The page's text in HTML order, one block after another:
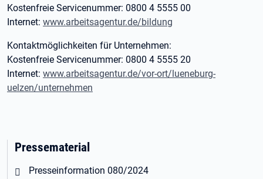
Kostenfreie Servicenummer: 0800 4 5555 00
Internet: www.arbeitsagentur.de/bildung
Kontaktmöglichkeiten für Unternehmen:
Kostenfreie Servicenummer: 0800 4 5555 20
Internet: www.arbeitsagentur.de/vor-ort/lueneburg-
uelzen/unternehmen
Pressematerial
Öffnet in neuem Tab
Presseinformation 080/2024